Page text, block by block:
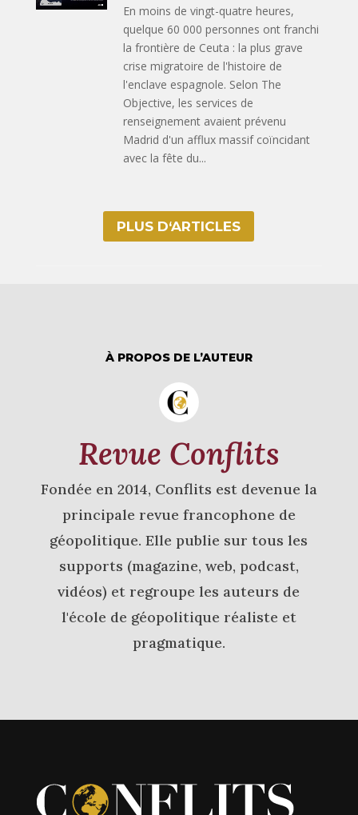
En moins de vingt-quatre heures,
quelque 60 000 personnes ont franchi
la frontière de Ceuta : la plus grave
crise migratoire de l'histoire de
l'enclave espagnole. Selon The
Objective, les services de
renseignement avaient prévenu
Madrid d'un afflux massif coïncidant
avec la fête du...
PLUS D‘ARTICLES
À PROPOS DE L’AUTEUR
Revue Conflits
Fondée en 2014, Conflits est devenue la
principale revue francophone de
géopolitique. Elle publie sur tous les
supports (magazine, web, podcast,
vidéos) et regroupe les auteurs de
l'école de géopolitique réaliste et
pragmatique.